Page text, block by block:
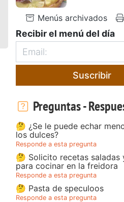
Menús archivados
Recibir el menú del día
Suscribir
Preguntas -
🤔 ¿Se le puede echar
los dulces?
Responde a esta pregunta
🤔 Solicito recetas saladas
para cocinar en la freidora
Responde a esta pregunta
🤔 Pasta de speculoos
Responde a esta pregunta